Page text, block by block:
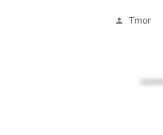
Tmor